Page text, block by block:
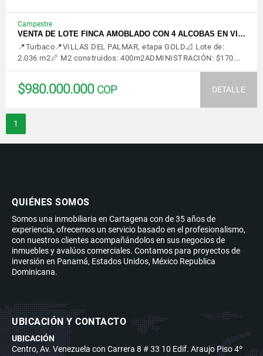
Campestre
VENTA DE LOTE FINCA AMOBLADO CON 4 ALCOBAS EN VI…
📍Turbaco📍VILLAS DEL PALMAR, etapa GOLD📐 Lote de:
2.036 m2📏 M2 construidos: 400m2ADMINISTRACIÓN: $170.…
$980.000.000 COP DETALLE
1
QUIÉNES SOMOS
Somos una inmobiliaria en Cartagena con de 35 años de
experiencia, ofrecemos un servicio basado en el profesionalismo,
con nuestros clientes acompañándolos en sus negocios de
inmuebles y avalúos comerciales. Contamos para proyectos de
inversión en Panamá, Estados Unidos, México Republica
Dominicana.
UBICACIÓN Y CONTACTO
UBICACIÓN
Centro, Av. Venezuela con Carrera 8 # 33 10 Edif. Araujo Piso 4º